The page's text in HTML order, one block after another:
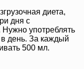
диета,
дня с
употреблять
в день. За каждый
500 мл.